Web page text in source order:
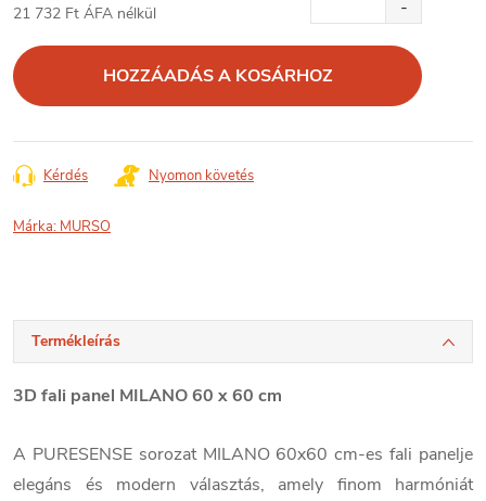
21 732 Ft ÁFA nélkül
HOZZÁADÁS A KOSÁRHOZ
Kérdés Nyomon követés
Márka: MURSO
Termékleírás
3D fali panel MILANO 60 x 60 cm
A PURESENSE sorozat MILANO 60x60 cm-es fali panelje
elegáns és modern választás, amely finom harmóniát